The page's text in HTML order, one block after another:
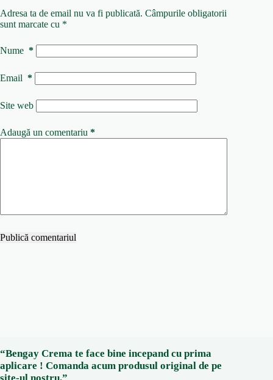
Adresa ta de email nu va fi publicată. Câmpurile obligatorii
sunt marcate cu *
Nume *
Email *
Site web
Adaugă un comentariu *
Publică comentariul
“Bengay Crema te face bine incepand cu prima
aplicare ! Comanda acum produsul original de pe